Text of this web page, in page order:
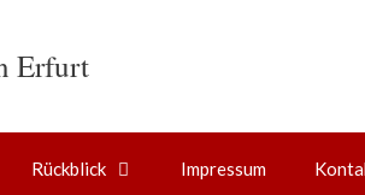
Erfurt
Rückblick Impressum